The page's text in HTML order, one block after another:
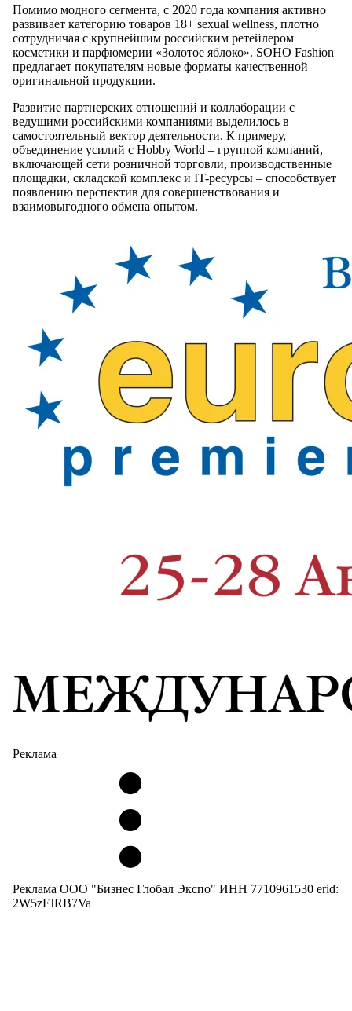
Помимо модного сегмента, c 2020 года компания активно
развивает категорию товаров 18+ sexual wellness, плотно
сотрудничая с крупнейшим российским ретейлером
косметики и парфюмерии «Золотое яблоко». SOHO Fashion
предлагает покупателям новые форматы качественной
оригинальной продукции.
Развитие партнерских отношений и коллаборации с
ведущими российскими компаниями выделилось в
самостоятельный вектор деятельности. К примеру,
объединение усилий с Hobby World – группой компаний,
включающей сети розничной торговли, производственные
площадки, складской комплекс и IT-ресурсы – способствует
появлению перспектив для совершенствования и
взаимовыгодного обмена опытом.
Реклама
Реклама ООО "Бизнес Глобал Экспо" ИНН 7710961530 erid:
2W5zFJRB7Va